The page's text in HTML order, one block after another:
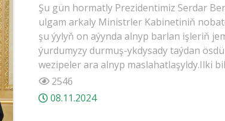
Şu gün hormatly Prezidentimiz Serdar
ulgam arkaly Ministrler Kabinetiniň
şu ýylyň on aýynda alnyp barlan işleriň
ýurdumyzy durmuş-ykdysady taýdan
wezipeler ara alnyp maslahatlaşyldy.Ilki
2546
08.11.2024